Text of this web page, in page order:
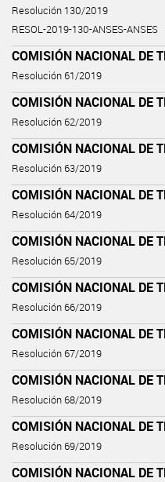
Resolución 130/2019
RESOL-2019-130-ANSES-ANSES
COMISIÓN NACIONAL DE
Resolución 61/2019
COMISIÓN NACIONAL DE
Resolución 62/2019
COMISIÓN NACIONAL DE
Resolución 63/2019
COMISIÓN NACIONAL DE
Resolución 64/2019
COMISIÓN NACIONAL DE
Resolución 65/2019
COMISIÓN NACIONAL DE
Resolución 66/2019
COMISIÓN NACIONAL DE
Resolución 67/2019
COMISIÓN NACIONAL DE
Resolución 68/2019
COMISIÓN NACIONAL DE
Resolución 69/2019
COMISIÓN NACIONAL DE